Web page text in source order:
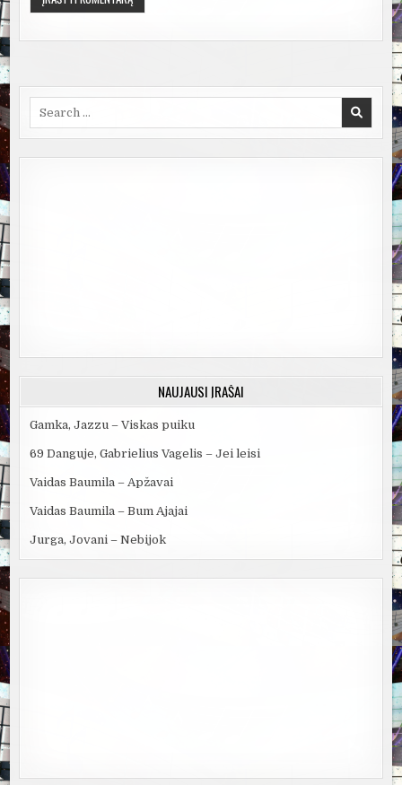
NAUJAUSI ĮRAŠAI
Gamka, Jazzu – Viskas puiku
69 Danguje, Gabrielius Vagelis – Jei leisi
Vaidas Baumila – Apžavai
Vaidas Baumila – Bum Ajajai
Jurga, Jovani – Nebijok